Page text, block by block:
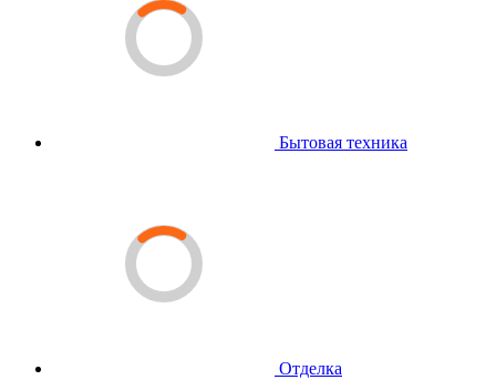
Бытовая техника
Отделка